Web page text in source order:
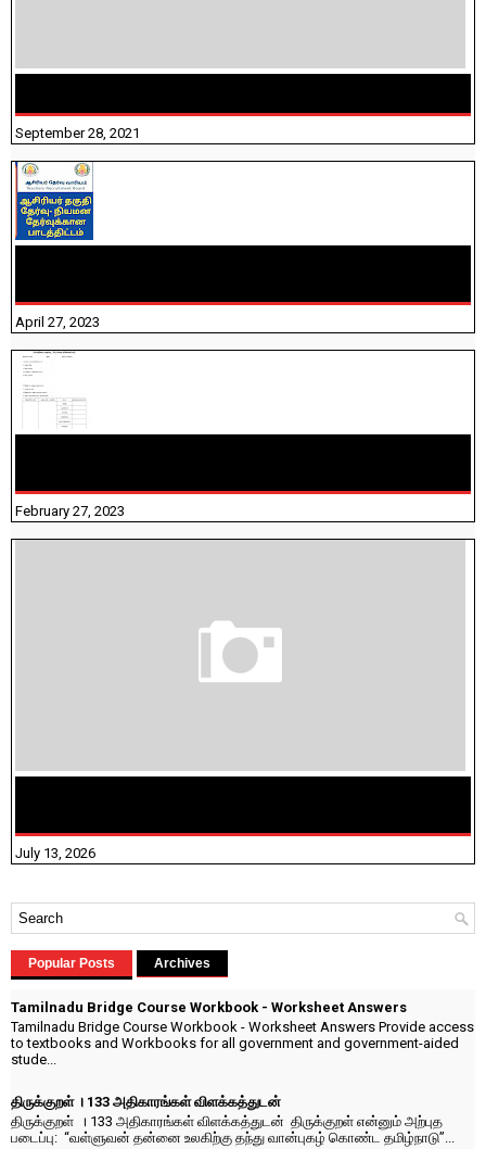
September 28, 2021
April 27, 2023
February 27, 2023
July 13, 2026
Popular Posts Archives
Tamilnadu Bridge Course Workbook - Worksheet Answers
Tamilnadu Bridge Course Workbook - Worksheet Answers Provide access
to textbooks and Workbooks for all government and government-aided
stude...
திருக்குறள் । 133 அதிகாரங்கள் விளக்கத்துடன்
திருக்குறள் । 133 அதிகாரங்கள் விளக்கத்துடன் திருக்குறள் என்னும் அற்புத
படைப்பு: “வள்ளுவன் தன்னை உலகிற்கு தந்து வான்புகழ் கொண்ட தமிழ்நாடு”...